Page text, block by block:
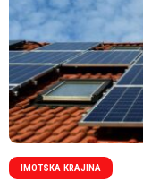
IMOTSKA KRAJINA